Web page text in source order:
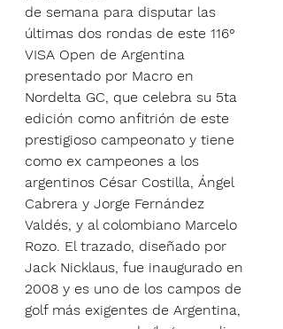
de semana para disputar las
últimas dos rondas de este 116°
VISA Open de Argentina
presentado por Macro en
Nordelta GC, que celebra su 5ta
edición como anfitrión de este
prestigioso campeonato y tiene
como ex campeones a los
argentinos César Costilla, Ángel
Cabrera y Jorge Fernández
Valdés, y al colombiano Marcelo
Rozo. El trazado, diseñado por
Jack Nicklaus, fue inaugurado en
2008 y es uno de los campos de
golf más exigentes de Argentina,